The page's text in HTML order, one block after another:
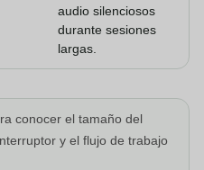
audio silenciosos
durante sesiones
largas.
conocer el tamaño del
y el flujo de trabajo